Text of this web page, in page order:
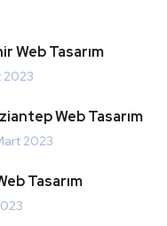
Web Tasarım
2023
Web Tasarım
2023
Tasarım